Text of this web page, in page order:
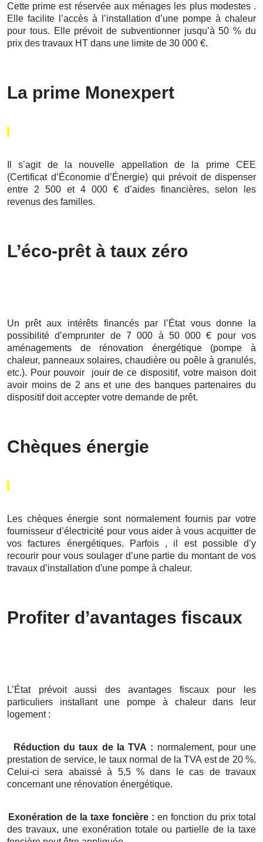
Cette prime est réservée aux ménages les plus modestes .
Elle facilite l’accès à l’installation d’une pompe à chaleur
pour tous. Elle prévoit de subventionner jusqu’à 50 % du
prix des travaux HT dans une limite de 30 000 €.
La prime Monexpert
Il s’agit de la nouvelle appellation de la prime CEE
(Certificat d’Économie d’Énergie) qui prévoit de dispenser
entre 2 500 et 4 000 € d’aides financières, selon les
revenus des familles.
L’éco-prêt à taux zéro
Un prêt aux intérêts financés par l’État vous donne la
possibilité d’emprunter de 7 000 à 50 000 € pour vos
aménagements de rénovation énergétique (pompe à
chaleur, panneaux solaires, chaudière ou poêle à granulés,
etc.). Pour pouvoir jouir de ce dispositif, votre maison doit
avoir moins de 2 ans et une des banques partenaires du
dispositif doit accepter votre demande de prêt.
Chèques énergie
Les chèques énergie sont normalement fournis par votre
fournisseur d’électricité pour vous aider à vous acquitter de
vos factures énergétiques. Parfois , il est possible d’y
recourir pour vous soulager d’une partie du montant de vos
travaux d’installation d'une pompe à chaleur.
Profiter d’avantages fiscaux
L’État prévoit aussi des avantages fiscaux pour les
particuliers installant une pompe à chaleur dans leur
logement :
Réduction du taux de la TVA : normalement, pour une
prestation de service, le taux normal de la TVA est de 20 %.
Celui-ci sera abaissé à 5,5 % dans le cas de travaux
concernant une rénovation énergétique.
Exonération de la taxe foncière : en fonction du prix total
des travaux, une exonération totale ou partielle de la taxe